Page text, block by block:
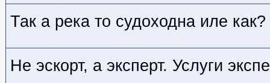
Так а река то судоходна иле как?
Не эскорт, а эксперт. Услуги